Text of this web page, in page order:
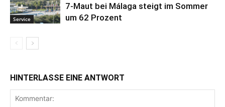
Service
7-Maut bei Málaga steigt im Sommer
um 62 Prozent
HINTERLASSE EINE ANTWORT